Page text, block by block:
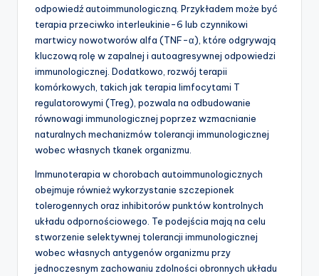
odpowiedź autoimmunologiczną. Przykładem może być
terapia przeciwko interleukinie-6 lub czynnikowi
martwicy nowotworów alfa (TNF-α), które odgrywają
kluczową rolę w zapalnej i autoagresywnej odpowiedzi
immunologicznej. Dodatkowo, rozwój terapii
komórkowych, takich jak terapia limfocytami T
regulatorowymi (Treg), pozwala na odbudowanie
równowagi immunologicznej poprzez wzmacnianie
naturalnych mechanizmów tolerancji immunologicznej
wobec własnych tkanek organizmu.
Immunoterapia w chorobach autoimmunologicznych
obejmuje również wykorzystanie szczepionek
tolerogennych oraz inhibitorów punktów kontrolnych
układu odpornościowego. Te podejścia mają na celu
stworzenie selektywnej tolerancji immunologicznej
wobec własnych antygenów organizmu przy
jednoczesnym zachowaniu zdolności obronnych układu